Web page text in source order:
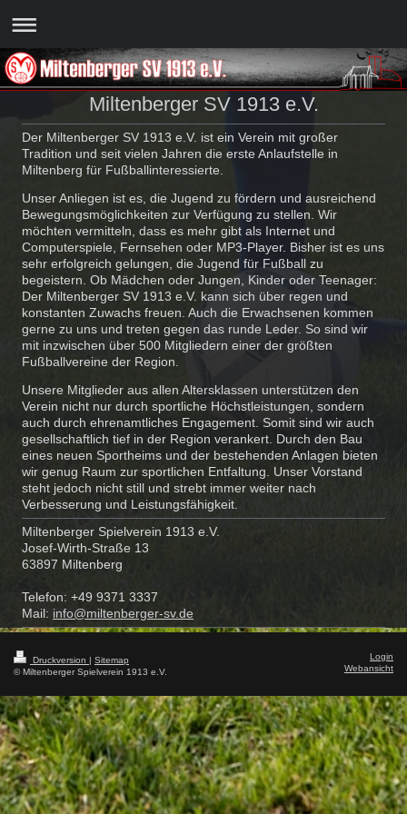
Miltenberger SV 1913 e.V.
Der Miltenberger SV 1913 e.V. ist ein Verein mit großer
Tradition und seit vielen Jahren die erste Anlaufstelle in
Miltenberg für Fußballinteressierte.
Unser Anliegen ist es, die Jugend zu fördern und ausreichend
Bewegungsmöglichkeiten zur Verfügung zu stellen. Wir
möchten vermitteln, dass es mehr gibt als Internet und
Computerspiele, Fernsehen oder MP3-Player. Bisher ist es uns
sehr erfolgreich gelungen, die Jugend für Fußball zu
begeistern. Ob Mädchen oder Jungen, Kinder oder Teenager:
Der Miltenberger SV 1913 e.V. kann sich über regen und
konstanten Zuwachs freuen. Auch die Erwachsenen kommen
gerne zu uns und treten gegen das runde Leder. So sind wir
mit inzwischen über 500 Mitgliedern einer der größten
Fußballvereine der Region.
Unsere Mitglieder aus allen Altersklassen unterstützen den
Verein nicht nur durch sportliche Höchstleistungen, sondern
auch durch ehrenamtliches Engagement. Somit sind wir auch
gesellschaftlich tief in der Region verankert. Durch den Bau
eines neuen Sportheims und der bestehenden Anlagen bieten
wir genug Raum zur sportlichen Entfaltung. Unser Vorstand
steht jedoch nicht still und strebt immer weiter nach
Verbesserung und Leistungsfähigkeit.
Miltenberger Spielverein 1913 e.V.
Josef-Wirth-Straße 13
63897 Miltenberg
Telefon: +49 9371 3337
Mail: info@miltenberger-sv.de
Druckversion | Sitemap
© Miltenberger Spielverein 1913 e.V.
Login
Webansicht